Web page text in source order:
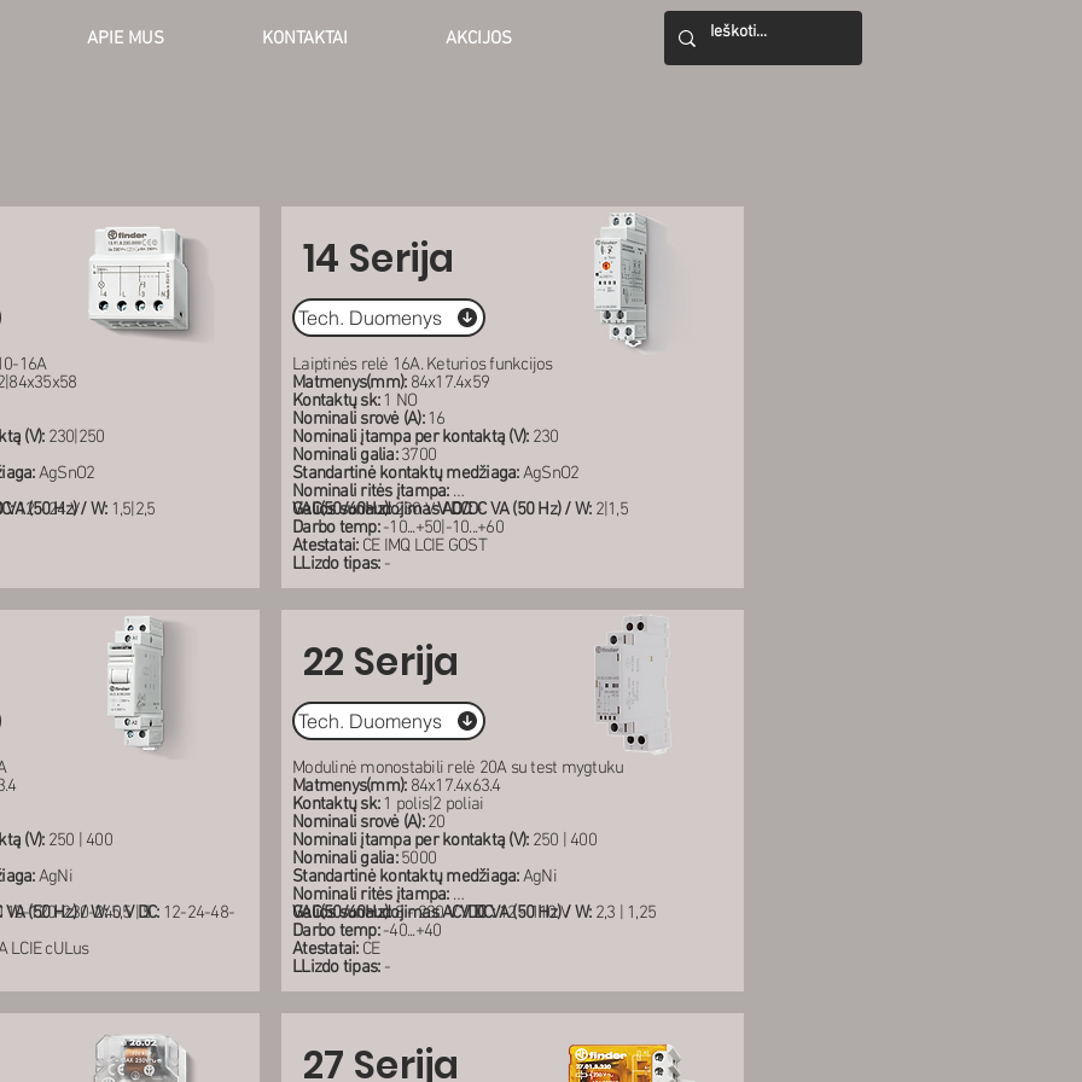
APIE MUS KONTAKTAI AKCIJOS
16A
(V):230|250
AgSnO2
12 - 24 V
(50 Hz) / W:1,5|2,5
(V):250 | 400
AgNi
120-230-240V DC:12-24-48-
(50 Hz) / W:5,5 | 5
LCIE cULus
14 Serija
Tech. Duomenys
Laiptinės relė 16A. Keturios funkcijos
Matmenys(mm):84x17.4x59
Kontaktų sk:1 NO
Nominali srovė (A):16
Nominali įtampa per kontaktą (V):230
Nominali galia:3700
Standartinė kontaktų medžiaga:AgSnO2
Nominali ritės įtampa:
VAC(50/60Hz):230 VV DC:-
Galios sunaudojimas AC/DC VA (50 Hz) / W:2|1,5
Darbo temp:-10...+50|-10...+60
Atestatai:CE IMQ LCIE GOST
LLizdo tipas:-
22 Serija
Tech. Duomenys
Modulinė monostabili relė 20A su test mygtuku
Matmenys(mm):84x17.4x63.4
Kontaktų sk:1 polis|2 poliai
Nominali srovė (A):20
Nominali įtampa per kontaktą (V):250 | 400
Nominali galia:5000
Standartinė kontaktų medžiaga:AgNi
Nominali ritės įtampa:
VAC(50/60Hz):8 - 230 VV DC:12 - 110 V
Galios sunaudojimas AC/DC VA (50 Hz) / W:2,3 | 1,25
Darbo temp:-40...+40
Atestatai:CE
LLizdo tipas:-
27 Serija